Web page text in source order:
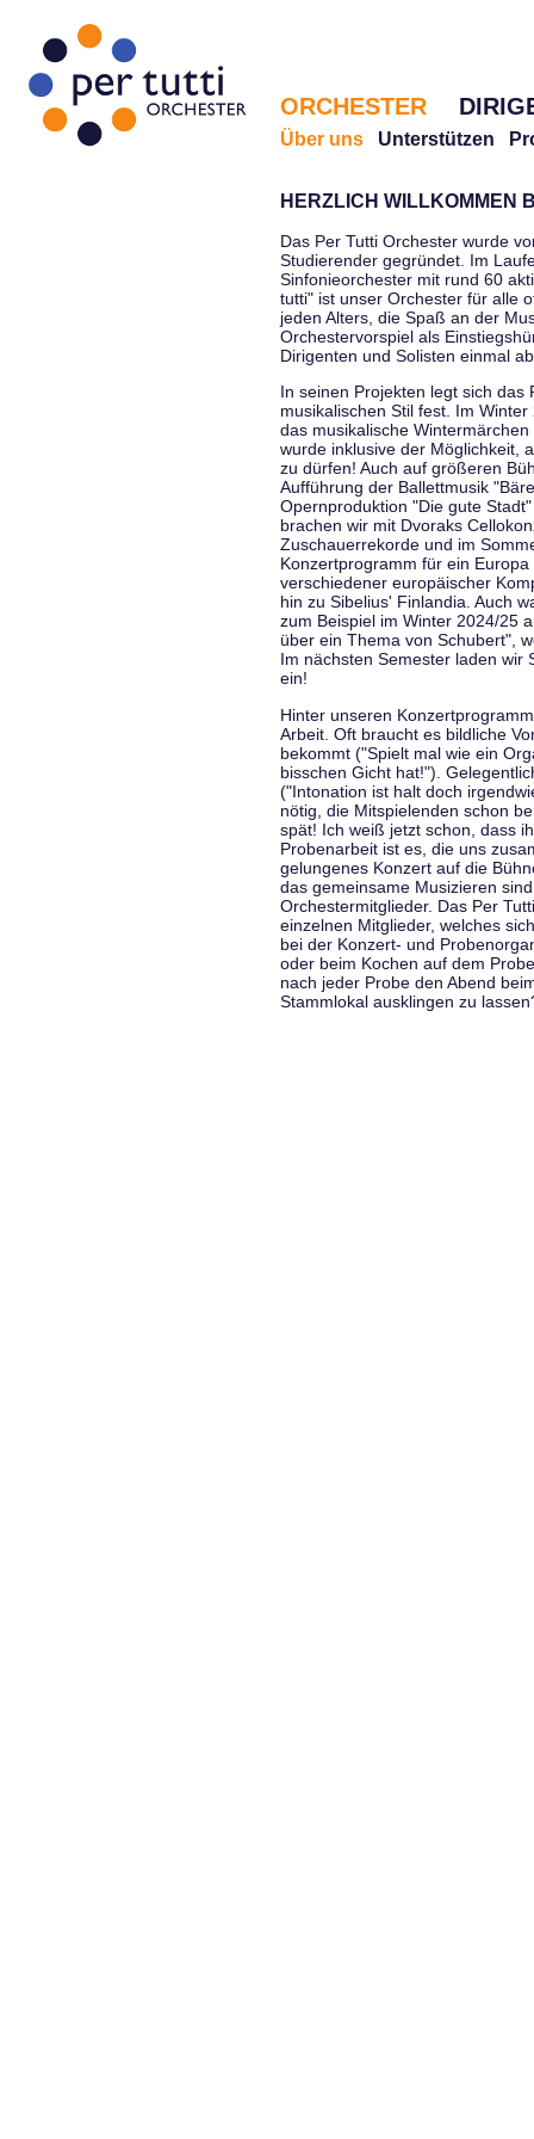
ORCHESTER
Über uns Unterstützen
HERZLICH WILLKOMMEN
Das Per Tutti Orchester wurde
Studierender gegründet. Im
Sinfonieorchester mit rund 60
tutti" ist unser Orchester für alle
jeden Alters, die Spaß an der
Orchestervorspiel als
Dirigenten und Solisten einmal
In seinen Projekten legt sich das
musikalischen Stil fest. Im
das musikalische
wurde inklusive der Möglichkeit,
zu dürfen! Auch auf größeren
Aufführung der Ballettmusik
Opernproduktion "Die gute
brachen wir mit Dvoraks
Zuschauerrekorde und im
Konzertprogramm für ein
verschiedener europäischer
hin zu Sibelius' Finlandia. Auch
zum Beispiel im Winter 2024/25
über ein Thema von Schubert",
Im nächsten Semester laden wir
ein!
Hinter unseren
Arbeit. Oft braucht es bildliche
bekommt ("Spielt mal wie ein
bisschen Gicht hat!").
("Intonation ist halt doch
nötig, die Mitspielenden schon
spät! Ich weiß jetzt schon, dass
Probenarbeit ist es, die uns
gelungenes Konzert auf die
das gemeinsame Musizieren
Orchestermitglieder. Das Per
einzelnen Mitglieder, welches
bei der Konzert- und
oder beim Kochen auf dem
nach jeder Probe den Abend
Stammlokal ausklingen zu